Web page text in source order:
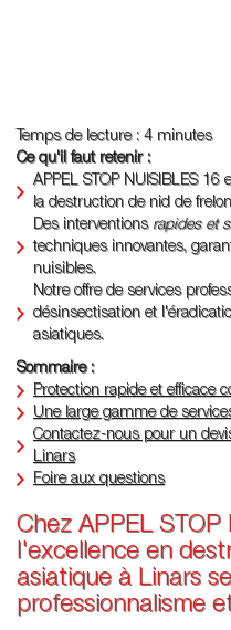
Temps de lecture : 4 minutes
Ce qu'il faut retenir :
APPEL STOP NUISIBLES
la destruction de nid de
Des interventions rapides et
techniques innovantes,
nuisibles.
Notre offre de services
désinsectisation et
asiatiques.
Sommaire :
Protection rapide et efficace
Une large gamme de
Contactez-nous pour un
Linars
Foire aux questions
Chez APPEL STOP
l'excellence en
asiatique à Linars
professionnalisme